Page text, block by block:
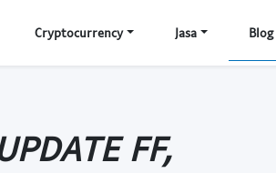
Cryptocurrency Jasa Blog
FF,